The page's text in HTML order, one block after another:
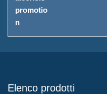
Elenco prodotti